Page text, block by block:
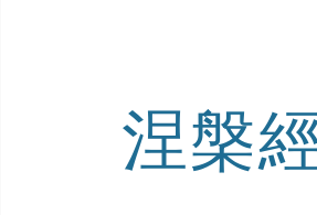
涅槃